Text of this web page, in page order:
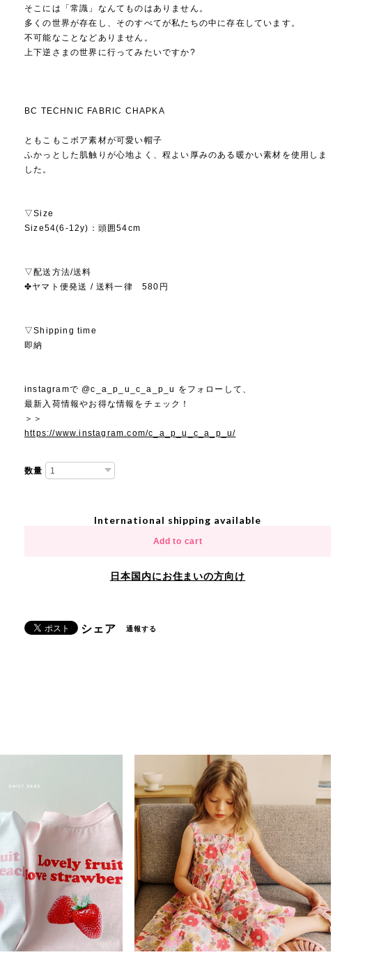
そこには「常識」なんてものはありません。
多くの世界が存在し、そのすべてが私たちの中に存在しています。
不可能なことなどありません。
上下逆さまの世界に行ってみたいですか?
BC TECHNIC FABRIC CHAPKA
ともこもこボア素材が可愛い帽子
ふかっとした肌触りが心地よく、程よい厚みのある暖かい素材を使用しま
した。
▽Size
Size54(6-12y)：頭囲54cm
▽配送方法/送料
✤ヤマト便発送 / 送料一律 580円
▽Shipping time
即納
instagramで @c_a_p_u_c_a_p_u をフォローして、
最新入荷情報やお得な情報をチェック！
＞＞
https://www.instagram.com/c_a_p_u_c_a_p_u/
数量
International shipping available
Add to cart
日本国内にお住まいの方向け
シェア 通報する